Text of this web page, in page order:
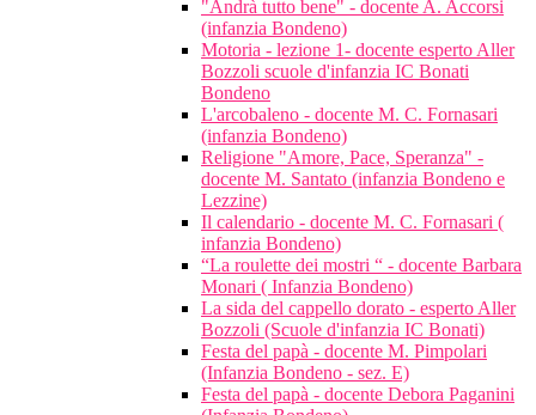
"Andrà tutto bene" - docente A. Accorsi
(infanzia Bondeno)
Motoria - lezione 1- docente esperto Aller
Bozzoli scuole d'infanzia IC Bonati
Bondeno
L'arcobaleno - docente M. C. Fornasari
(infanzia Bondeno)
Religione "Amore, Pace, Speranza" -
docente M. Santato (infanzia Bondeno e
Lezzine)
Il calendario - docente M. C. Fornasari (
infanzia Bondeno)
“La roulette dei mostri “ - docente Barbara
Monari ( Infanzia Bondeno)
La sida del cappello dorato - esperto Aller
Bozzoli (Scuole d'infanzia IC Bonati)
Festa del papà - docente M. Pimpolari
(Infanzia Bondeno - sez. E)
Festa del papà - docente Debora Paganini